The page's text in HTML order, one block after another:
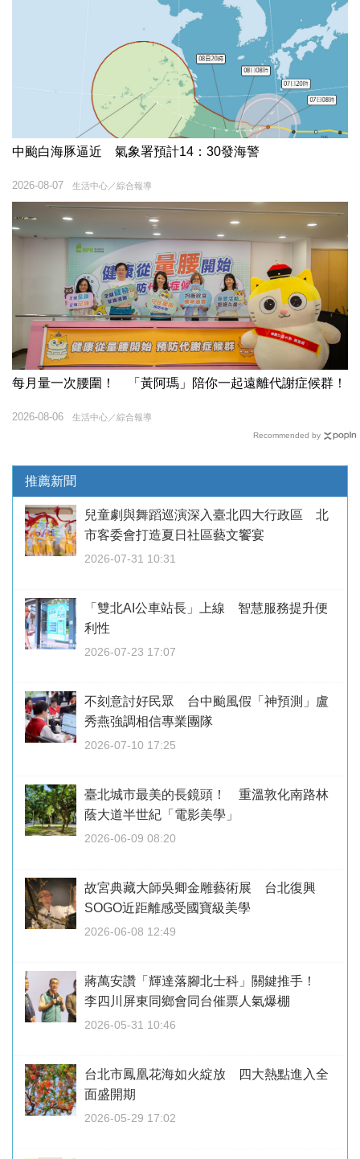
中颱白海豚逼近 氣象署預計14：30發海警
生活中心／綜合報導
2026-08-07
每月量一次腰圍！ 「黃阿瑪」陪你一起遠離代謝症候群！
生活中心／綜合報導
2026-08-06
Recommended by
推薦新聞
兒童劇與舞蹈巡演深入臺北四大行政區 北
市客委會打造夏日社區藝文饗宴
2026-07-31 10:31
「雙北AI公車站長」上線 智慧服務提升便
利性
2026-07-23 17:07
不刻意討好民眾 台中颱風假「神預測」盧
秀燕強調相信專業團隊
2026-07-10 17:25
臺北城市最美的長鏡頭！ 重溫敦化南路林
蔭大道半世紀「電影美學」
2026-06-09 08:20
故宮典藏大師吳卿金雕藝術展 台北復興
SOGO近距離感受國寶級美學
2026-06-08 12:49
蔣萬安讚「輝達落腳北士科」關鍵推手！
李四川屏東同鄉會同台催票人氣爆棚
2026-05-31 10:46
台北市鳳凰花海如火綻放 四大熱點進入全
面盛開期
2026-05-29 17:02